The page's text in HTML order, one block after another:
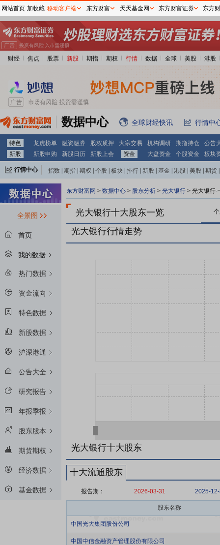
财经 焦点 股票 新股 期指 期权 行情 数据 全球 美股 港股
数据中心 全球财经快讯 行情中
特色 龙虎榜单 融资融券 股权质押 大宗交易 机构调研 期指持仓
公告
新股
新股申购 新股日历 新股上会 资金 大盘资金 个股资金 板块
行情中心 指数 期指 期权 个股 板块 排行 新股 基金 港股 美股 期货
全景图
首页
我的数据
热门数据
资金流向
特色数据
新股数据
沪深港通
公告大全
研究报告
年报季报
股东股本
期货期权
经济数据
基金数据
东方财富网 > 数据中心 > 股东分析 > 光大银行 > 光大银行-
光大银行十大股东一览
光大银行行情走势
光大银行十大股东
十大流通股东
报告期： 2026-03-31 2025-
股东名称
中国光大集团股份公司
中国中信金融资产管理股份有限公司
网站首页 加收藏 移动客户端 东方财富 天天基金网 东方财富证券 东方